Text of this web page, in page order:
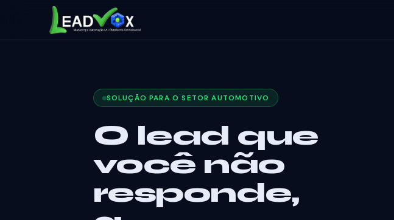
SOLUÇÃO PARA O SETOR AUTOMOTIVO
O lead que
você não
responde,